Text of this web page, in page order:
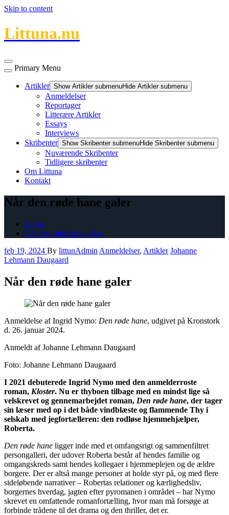
Skip to content
Littuna.nu
Primary Menu
Artikler Show Artikler submenuHide Artikler submenu
Anmeldelser
Reportager
Litterære Artikler
Essays
Interviews
Skribenter Show Skribenter submenuHide Skribenter submenu
Nuværende Skribenter
Tidligere skribenter
Om Littuna
Kontakt
Når den røde hane galer
Home
Når den røde hane galer
feb 19, 2024 By littunAdmin Anmeldelser, Artikler Johanne
Lehmann Daugaard
Når den røde hane galer
Anmeldelse af Ingrid Nymo: Den røde hane, udgivet på Kronstork
d. 26. januar 2024.
Anmeldt af Johanne Lehmann Daugaard
Foto: Johanne Lehmann Daugaard
I 2021 debuterede Ingrid Nymo med den anmelderroste
roman, Kloster. Nu er thyboen tilbage med en mindst lige så
velskrevet og gennemarbejdet roman, Den røde hane, der tager
sin læser med op i det både vindblæste og flammende Thy i
selskab med jegfortælleren: den rodløse hjemmehjælper,
Roberta.
Den røde hane ligger inde med et omfangsrigt og sammenfiltret
persongalleri, der udover Roberta består af hendes familie og
omgangskreds samt hendes kollegaer i hjemmeplejen og de ældre
borgere. Der er altså mange personer at holde styr på, og med flere
sideløbende narrativer – Robertas relationer og kærlighedsliv,
borgernes hverdag, jagten efter pyromanen i området – har Nymo
skrevet en omfattende romanfortælling, hvor man må forsøge at
forbinde trådene til det drama og den thriller, det er.